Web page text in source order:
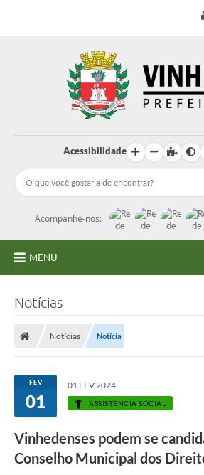
Acessibilidade
Acompanhe-nos:
MENU
Licitações
Transparência
Concursos e Processos Seletivos
Inclusão e Acessibilidade
Notícias
Notícias Notícia
FEV
01
01 FEV 2024
ASSISTÊNCIA SOCIAL
Vinhedenses podem se
Conselho Municipal dos